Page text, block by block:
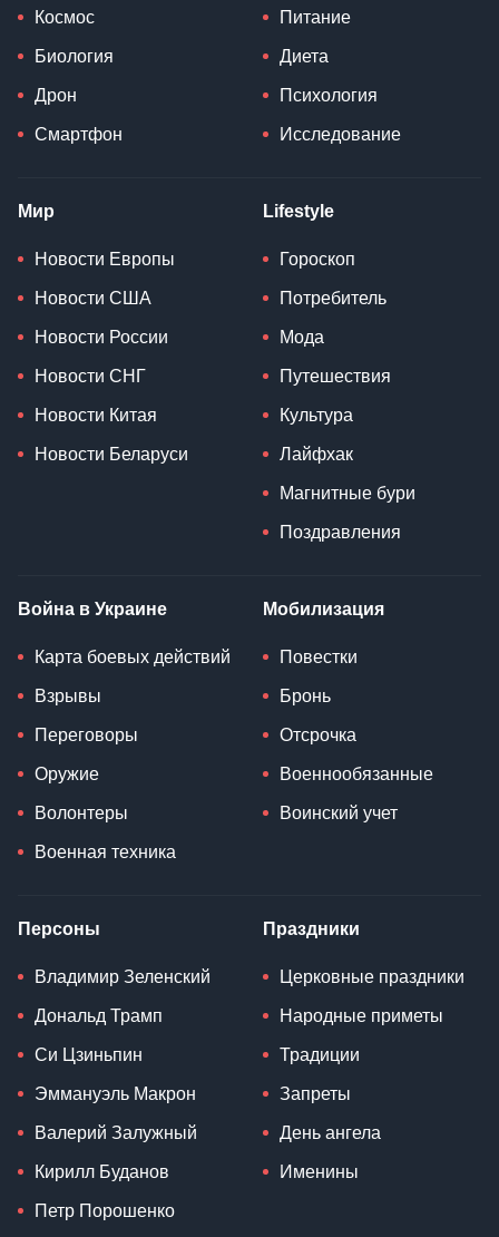
Космос
Биология
Дрон
Смартфон
Питание
Диета
Психология
Исследование
Мир
Новости Европы
Новости США
Новости России
Новости СНГ
Новости Китая
Новости Беларуси
Lifestyle
Гороскоп
Потребитель
Мода
Путешествия
Культура
Лайфхак
Магнитные бури
Поздравления
Война в Украине
Карта боевых действий
Взрывы
Переговоры
Оружие
Волонтеры
Военная техника
Мобилизация
Повестки
Бронь
Отсрочка
Военнообязанные
Воинский учет
Персоны
Владимир Зеленский
Дональд Трамп
Си Цзиньпин
Эммануэль Макрон
Валерий Залужный
Кирилл Буданов
Петр Порошенко
Праздники
Церковные праздники
Народные приметы
Традиции
Запреты
День ангела
Именины